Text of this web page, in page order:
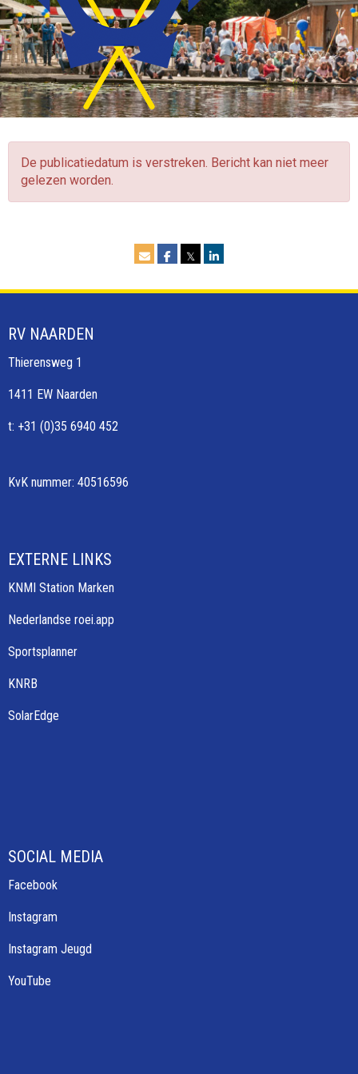
De publicatiedatum is verstreken. Bericht kan niet meer
gelezen worden.
𝕏
RV NAARDEN
Thierensweg 1
1411 EW Naarden
t: +31 (0)35 6940 452
KvK nummer: 40516596
EXTERNE LINKS
KNMI Station Marken
Nederlandse roei.app
Sportsplanner
KNRB
SolarEdge
SOCIAL MEDIA
Facebook
Instagram
Instagram Jeugd
YouTube